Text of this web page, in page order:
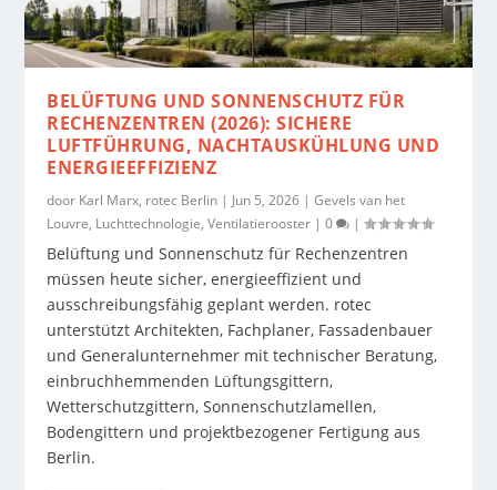
BELÜFTUNG UND SONNENSCHUTZ FÜR
RECHENZENTREN (2026): SICHERE
LUFTFÜHRUNG, NACHTAUSKÜHLUNG UND
ENERGIEEFFIZIENZ
door Karl Marx, rotec Berlin | Jun 5, 2026 |Gevels van het
Louvre, Luchttechnologie,Ventilatierooster |0 |
Belüftung und Sonnenschutz für Rechenzentren
müssen heute sicher, energieeffizient und
ausschreibungsfähig geplant werden. rotec
unterstützt Architekten, Fachplaner, Fassadenbauer
und Generalunternehmer mit technischer Beratung,
einbruchhemmenden Lüftungsgittern,
Wetterschutzgittern, Sonnenschutzlamellen,
Bodengittern und projektbezogener Fertigung aus
Berlin.